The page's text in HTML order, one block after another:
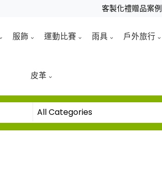
客製化禮贈品案例
服飾 運動比賽 雨具 戶外旅行
皮革